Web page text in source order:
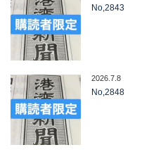
No,2843
2026.7.8
No,2848